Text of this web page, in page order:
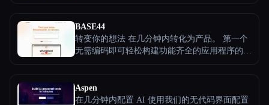
BASE44
转变你的想法 在几分钟内转化为产品。 第一个
无需编码即可轻松构建功能齐全的应用程序的多
开始创建自己的应用程序。
Aspen
在几分钟内配置 AI 使用我们的无代码界面配置